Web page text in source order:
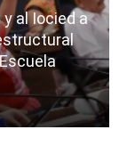
y al Iocied a